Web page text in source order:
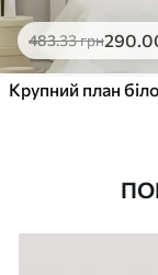
483.33грн290